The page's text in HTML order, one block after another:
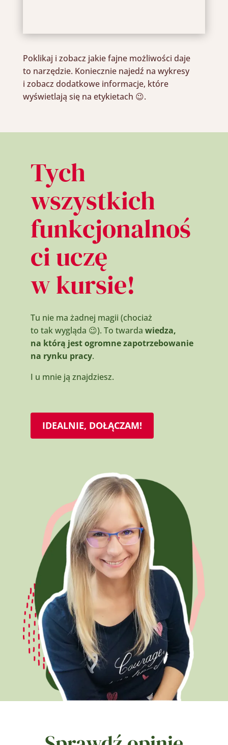
Poklikaj i zobacz jakiefajne możliwości daje
to narzędzie. Koniecznie najedź na wykresy
i zobacz dodatkowe informacje, które
wyświetlają się na etykietach 😉.
Tych
wszystkich
funkcjonalnoś
ciuczę
w kursie!
Tu nie ma żadnej magii (chociaż
to tak wygląda 😉). To twarda wiedza,
na którą jest ogromne zapotrzebowanie
na rynku pracy.
I u mnie ją znajdziesz.
IDEALNIE, DOŁĄCZAM!